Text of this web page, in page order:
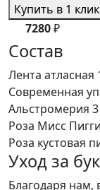
Купить в 1 клик
7280₽
Состав
Лента атласная
Современная
Альстромерия
Роза Мисс
Роза кустовая
Уход за
Благодаря нам,